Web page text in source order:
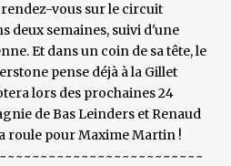
vous sur le circuit
deux semaines, suivi d'une
Et dans un coin de sa tête, le
pense déjà à la Gillet
lors des prochaines 24
de Bas Leinders et Renaud
roule pour Maxime Martin !